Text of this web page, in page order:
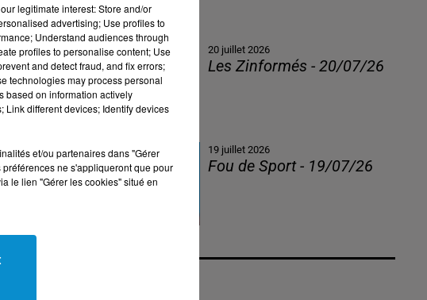
20 juillet 2026
Les Zinformés - 20/07/26
19 juillet 2026
Fou de Sport - 19/07/26
legitimate interest: Store and/or
advertising; Use profiles to
Understand audiences through
profiles to personalise content; Use
and detect fraud, and fix errors;
technologies may process personal
based on information actively
Link different devices; Identify devices
et/ou partenaires dans "Gérer
ne s'appliqueront que pour
le lien "Gérer les cookies" situé en